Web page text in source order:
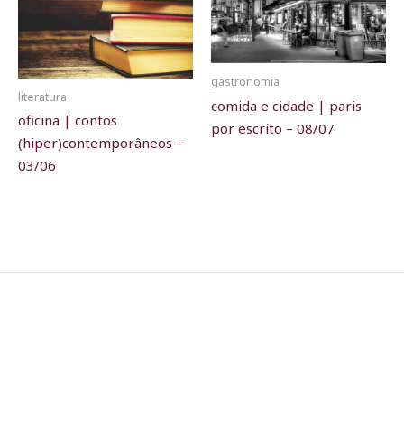
literatura
oficina | contos
(hiper)contemporâneos –
03/06
gastronomia
comida e cidade | paris
por escrito – 08/07